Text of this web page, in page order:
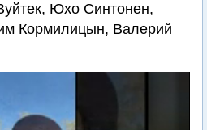
Юхо Синтонен,
Кормилицын, Валерий